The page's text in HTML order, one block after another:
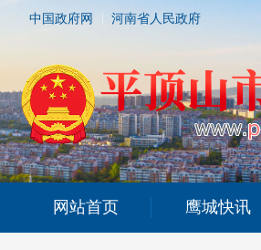
中国政府网 河南省人民政府
网站首页 鹰城快讯